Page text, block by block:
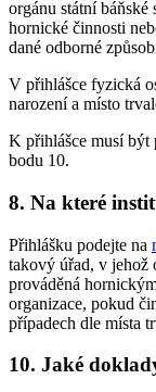
orgánu státní báňské
hornické činnosti
dané odborné
V přihlášce fyzická
narození a místo
K přihlášce musí být
bodu 10.
8. Na které
Přihlášku podejte na
takový úřad, v jehož
prováděná
organizace, pokud
případech dle místa
10. Jaké